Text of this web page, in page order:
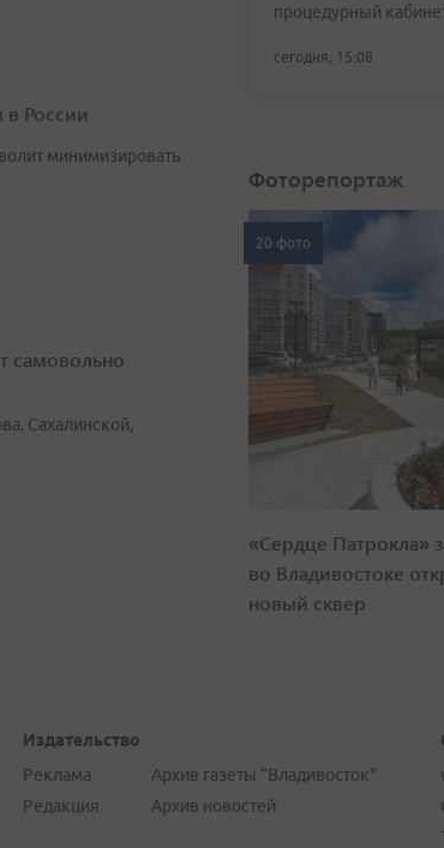
России
минимизировать
самовольно
Сахалинской,
процедурный
сегодня, 15:08
Фоторепортаж
20 фото
«Сердце Патрокла»
во Владивостоке
новый сквер
Издательство
Реклама
Редакция
Архив газеты "Владивосток"
Архив новостей